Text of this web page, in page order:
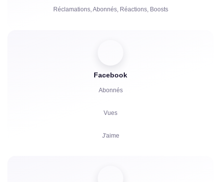
Réclamations, Abonnés, Réactions, Boosts
Facebook
Abonnés
Vues
J'aime